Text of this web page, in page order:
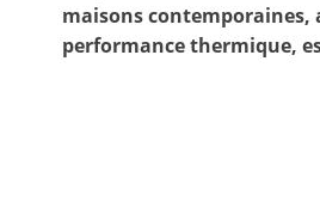
maisons contemporaines,
performance thermique,